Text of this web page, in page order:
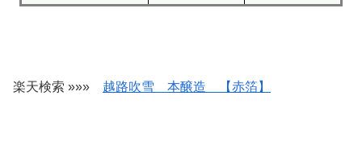
楽天検索 »»» 越路吹雪 本醸造 【赤箔】